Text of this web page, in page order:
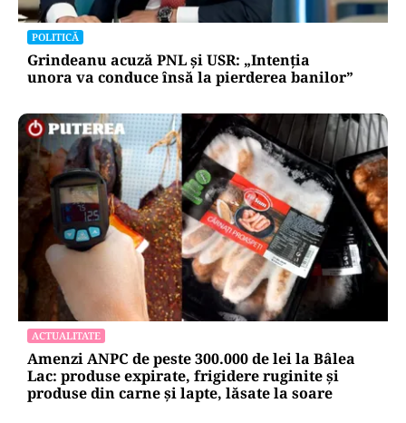
POLITICĂ
Grindeanu acuză PNL și USR: „Intenția
unora va conduce însă la pierderea banilor”
ACTUALITATE
Amenzi ANPC de peste 300.000 de lei la Bâlea
Lac: produse expirate, frigidere ruginite și
produse din carne și lapte, lăsate la soare